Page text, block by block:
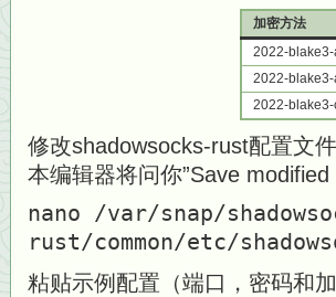
加密方法
2022-
2022-
2022-
修改shadowsocks-rust配置文
本编辑器将问你”Save
nano /var/snap/
rust/common/etc/
粘贴示例配置（端口，密码和